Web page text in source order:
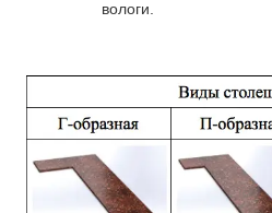
вологи.